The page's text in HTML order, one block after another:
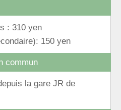
: 310 yen
150 yen
commun
la gare JR de